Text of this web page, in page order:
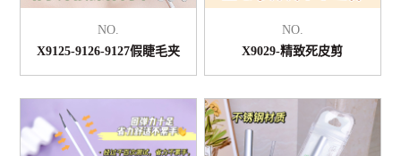
NO.
X9125-9126-9127假睫毛夹
NO.
X9029-精致死皮剪